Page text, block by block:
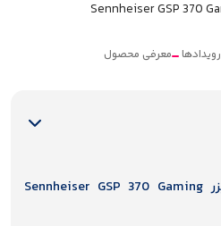
رویدادها معرفی محصول
هدست گیمینگ سنهایزر Sennheiser GSP 370 Gaming